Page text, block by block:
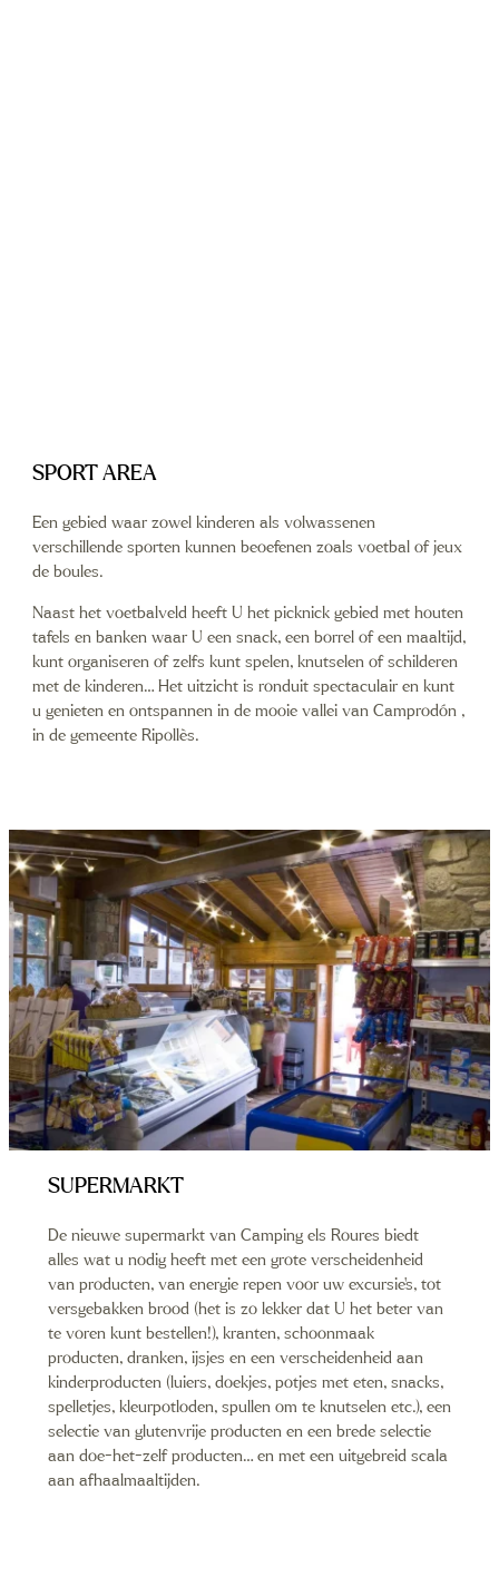
SPORT AREA
Een gebied waar zowel kinderen als volwassenen
verschillende sporten kunnen beoefenen zoals voetbal of jeux
de boules.
Naast het voetbalveld heeft U het picknick gebied met houten
tafels en banken waar U een snack, een borrel of een maaltijd,
kunt organiseren of zelfs kunt spelen, knutselen of schilderen
met de kinderen… Het uitzicht is ronduit spectaculair en kunt
u genieten en ontspannen in de mooie vallei van Camprodón ,
in de gemeente Ripollès.
SUPERMARKT
De nieuwe supermarkt van Camping els Roures biedt
alles wat u nodig heeft met een grote verscheidenheid
van producten, van energie repen voor uw excursie’s, tot
versgebakken brood (het is zo lekker dat U het beter van
te voren kunt bestellen!), kranten, schoonmaak
producten, dranken, ijsjes en een verscheidenheid aan
kinderproducten (luiers, doekjes, potjes met eten, snacks,
spelletjes, kleurpotloden, spullen om te knutselen etc.), een
selectie van glutenvrije producten en een brede selectie
aan doe-het-zelf producten… en met een uitgebreid scala
aan afhaalmaaltijden.